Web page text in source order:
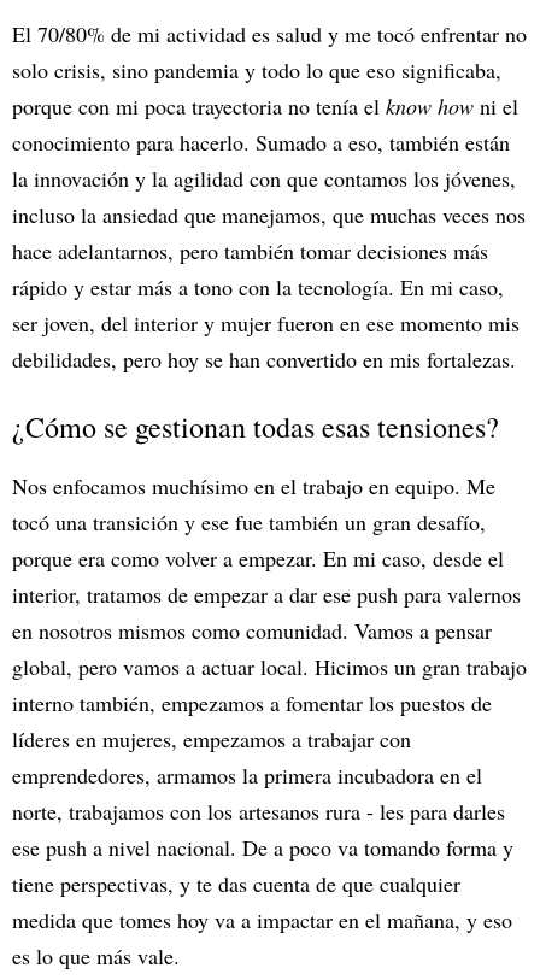
El 70/80% de mi actividad es salud y me tocó enfrentar no
solo crisis, sino pandemia y todo lo que eso significaba,
porque con mi poca trayectoria no tenía el know how ni el
conocimiento para hacerlo. Sumado a eso, también están
la innovación y la agilidad con que contamos los jóvenes,
incluso la ansiedad que manejamos, que muchas veces nos
hace adelantarnos, pero también tomar decisiones más
rápido y estar más a tono con la tecnología. En mi caso,
ser joven, del interior y mujer fueron en ese momento mis
debilidades, pero hoy se han convertido en mis fortalezas.
¿Cómo se gestionan todas esas tensiones?
Nos enfocamos muchísimo en el trabajo en equipo. Me
tocó una transición y ese fue también un gran desafío,
porque era como volver a empezar. En mi caso, desde el
interior, tratamos de empezar a dar ese push para valernos
en nosotros mismos como comunidad. Vamos a pensar
global, pero vamos a actuar local. Hicimos un gran trabajo
interno también, empezamos a fomentar los puestos de
líderes en mujeres, empezamos a trabajar con
emprendedores, armamos la primera incubadora en el
norte, trabajamos con los artesanos rura - les para darles
ese push a nivel nacional. De a poco va tomando forma y
tiene perspectivas, y te das cuenta de que cualquier
medida que tomes hoy va a impactar en el mañana, y eso
es lo que más vale.